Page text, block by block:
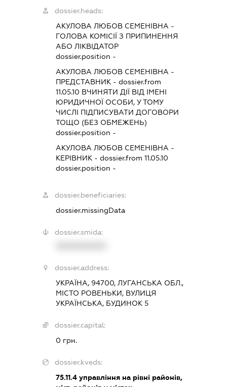
dossier.heads:
АКУЛОВА ЛЮБОВ СЕМЕНІВНА -
ГОЛОВА КОМІСІЇ З ПРИПИНЕННЯ
АБО ЛІКВІДАТОР
dossier.position -
АКУЛОВА ЛЮБОВ СЕМЕНІВНА -
ПРЕДСТАВНИК - dossier.from
11.05.10 ВЧИНЯТИ ДІЇ ВІД ІМЕНІ
ЮРИДИЧНОЇ ОСОБИ, У ТОМУ
ЧИСЛІ ПІДПИСУВАТИ ДОГОВОРИ
ТОЩО (БЕЗ ОБМЕЖЕНЬ)
dossier.position -
АКУЛОВА ЛЮБОВ СЕМЕНІВНА -
КЕРІВНИК - dossier.from 11.05.10
dossier.position -
dossier.beneficiaries:
dossier.missingData
dossier.smida:
dossier.address:
УКРАЇНА, 94700, ЛУГАНСЬКА ОБЛ.,
МІСТО РОВЕНЬКИ, ВУЛИЦЯ
УКРАЇНСЬКА, БУДИНОК 5
dossier.capital:
0 грн.
dossier.kveds:
75.11.4 управління на рівні районів,